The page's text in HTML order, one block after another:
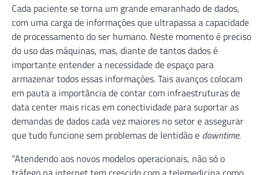
Cada paciente se torna um grande emaranhado de dados,
com uma carga de informações que ultrapassa a capacidade
de processamento do ser humano. Neste momento é preciso
do uso das máquinas, mas, diante de tantos dados é
importante entender a necessidade de espaço para
armazenar todos essas informações. Tais avanços colocam
em pauta a importância de contar com infraestruturas de
data center mais ricas em conectividade para suportar as
demandas de dados cada vez maiores no setor e assegurar
que tudo funcione sem problemas de lentidão e downtime.
“Atendendo aos novos modelos operacionais, não só o